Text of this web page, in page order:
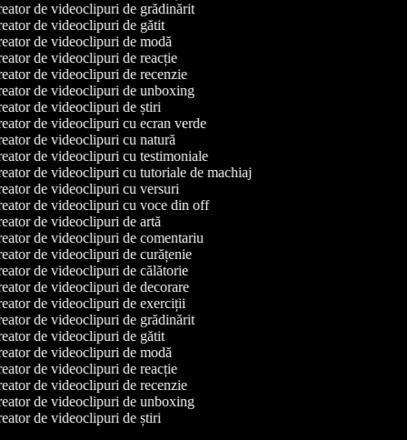
de videoclipuri de grădinărit
de videoclipuri de gătit
de videoclipuri de modă
de videoclipuri de reacție
de videoclipuri de recenzie
de videoclipuri de unboxing
de videoclipuri de știri
de videoclipuri cu ecran verde
de videoclipuri cu natură
de videoclipuri cu testimoniale
de videoclipuri cu tutoriale de machiaj
de videoclipuri cu versuri
de videoclipuri cu voce din off
de videoclipuri de artă
de videoclipuri de comentariu
de videoclipuri de curățenie
de videoclipuri de călătorie
de videoclipuri de decorare
de videoclipuri de exerciții
de videoclipuri de grădinărit
de videoclipuri de gătit
de videoclipuri de modă
de videoclipuri de reacție
de videoclipuri de recenzie
de videoclipuri de unboxing
de videoclipuri de știri